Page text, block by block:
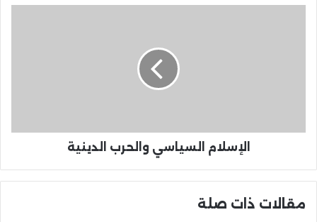
الإسلام السياسي والحرب الدينية
مقالات ذات صلة